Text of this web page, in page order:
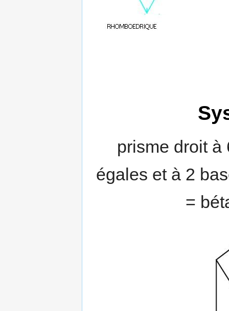
prisme droit à
égales et à 2
=